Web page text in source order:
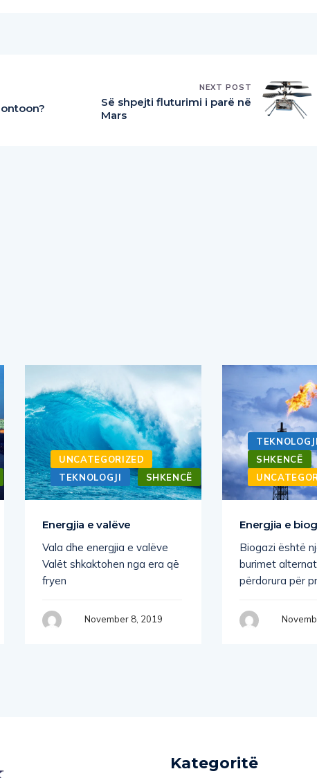
NEXT POST
Së shpejti fluturimi i parë në
Mars
UNCATEGORIZED
TEKNOLOGJI
SHKENCË
Energjia e valëve
Vala dhe energjia e valëve
Valët shkaktohen nga era që
fryen
November 8, 2019
TEKNOLOGJI
SHKENCË
Energjia e
Biogazi është
burimet
përdorura për
Kategoritë